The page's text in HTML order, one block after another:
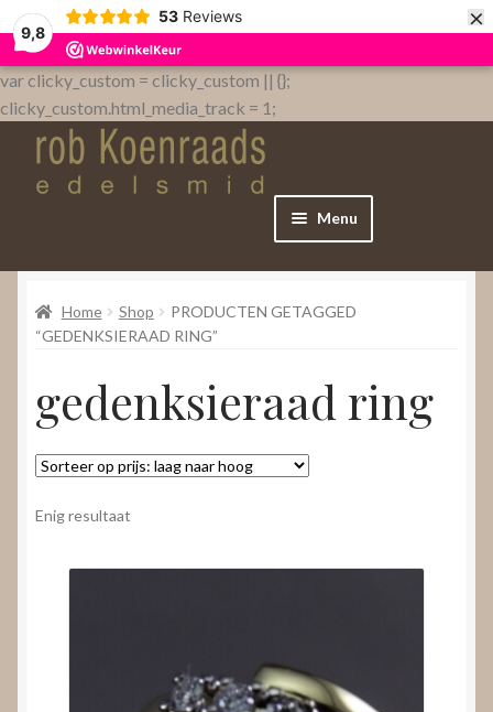
9,8
53 Reviews ×
var clicky_custom = clicky_custom || {};
clicky_custom.html_media_track = 1;
Menu
Home
WebShop
Nieuws
Video’s
Home Shop
PRODUCTEN GETAGGED
“GEDENKSIERAAD RING”
gedenksieraad ring
Enig resultaat